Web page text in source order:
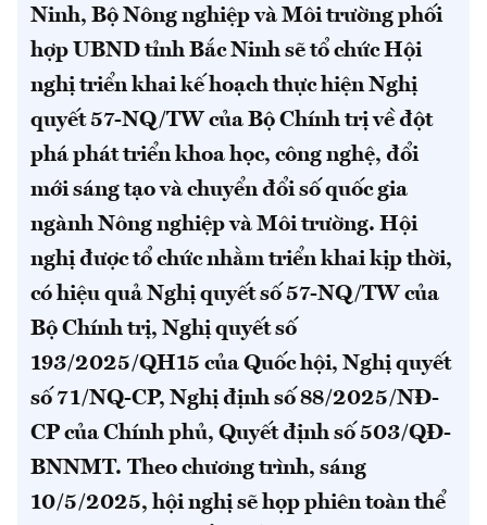
Ninh, Bộ Nông nghiệp và Môi trường phối
hợp UBND tỉnh Bắc Ninh sẽ tổ chức Hội
nghị triển khai kế hoạch thực hiện Nghị
quyết 57-NQ/TW của Bộ Chính trị về đột
phá phát triển khoa học, công nghệ, đổi
mới sáng tạo và chuyển đổi số quốc gia
ngành Nông nghiệp và Môi trường. Hội
nghị được tổ chức nhằm triển khai kịp thời,
có hiệu quả Nghị quyết số 57-NQ/TW của
Bộ Chính trị, Nghị quyết số
193/2025/QH15 của Quốc hội, Nghị quyết
số 71/NQ-CP, Nghị định số 88/2025/NĐ-
CP của Chính phủ, Quyết định số 503/QĐ-
BNNMT. Theo chương trình, sáng
10/5/2025, hội nghị sẽ họp phiên toàn thể